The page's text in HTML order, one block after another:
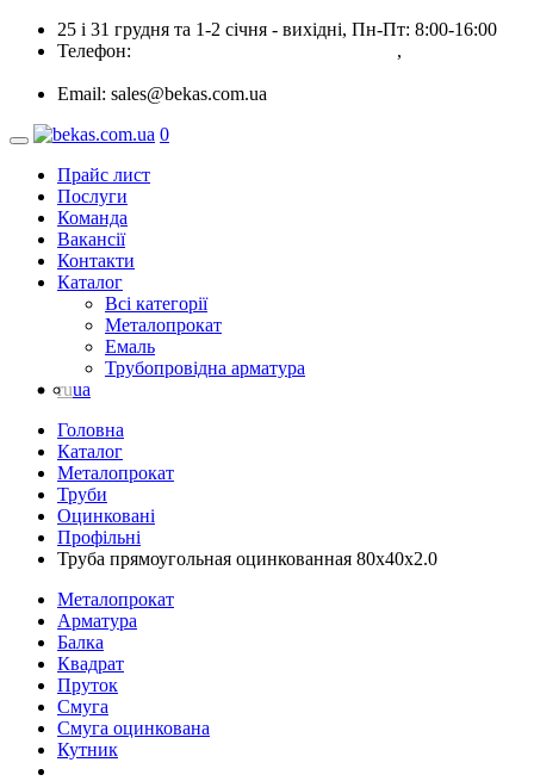
25 і 31 грудня та 1-2 січня - вихідні, Пн-Пт: 8:00-16:00
Телефон:
,
Email: sales@bekas.com.ua
0
Прайс лист
Послуги
Команда
Вакансії
Контакти
Каталог
Всі категорії
Металопрокат
Емаль
Трубопровідна арматура
ruua
Головна
Каталог
Металопрокат
Труби
Оцинковані
Профільні
Труба прямоугольная оцинкованная 80х40х2.0
Металопрокат
Арматура
Балка
Квадрат
Пруток
Смуга
Смуга оцинкована
Кутник